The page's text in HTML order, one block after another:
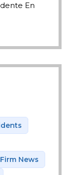
En
Firm News